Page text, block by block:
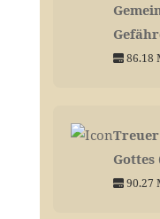
86.18
Gottes
90.27